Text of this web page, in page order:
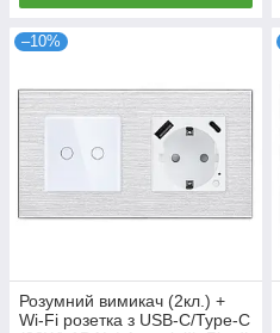
–10%
Розумний вимикач (2кл.) +
Wi-Fi розетка з USB-C/Type-C